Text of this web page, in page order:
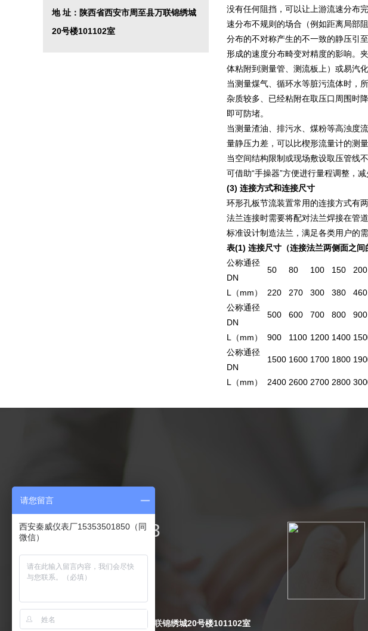
地 址：陕西省西安市周至县万联锦绣城
20号楼101102室
没有任何阻挡，可以让上游流速分布
速分布不规则的场合（例如距离局部
分布的不对称产生的不一致的静压引
形成的速度分布畸变对精度的影响。
体粘附到测量管、测流板上）或易汽
当测量煤气、循环水等脏污流体时，
杂质较多、已经粘附在取压口周围时
即可防堵。
当测量渣油、排污水、煤粉等高浊度
量静压力差，可以比楔形流量计的测
当空间结构限制或现场敷设取压管线
可借助“手操器”方便进行量程调整，
(3) 连接方式和连接尺寸
环形孔板节流装置常用的连接方式有
法兰连接时需要将配对法兰焊接在管
标准设计制造法兰，满足各类用户的
表(1) 连接尺寸（连接法兰两侧面之间
公称通径
DN
50 80 100 150 200
L（mm） 220 270 300 380 460
公称通径
DN
500 600 700 800 900
L（mm） 900 1100 1200 1400
公称通径
DN
1500 1600 1700 1800
L（mm） 2400 2600 2700 2800
联系我们
029-84217893
手 机：15339101775
Q Q：2474344599
地 址：陕西省西安市周至县万联锦绣城20号楼101102室
请您留言
西安秦威仪表厂15353501850（同
微信）